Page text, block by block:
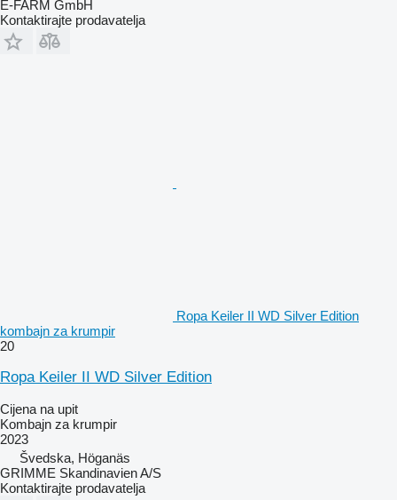
E-FARM GmbH
Kontaktirajte prodavatelja
Ropa Keiler II WD Silver Edition
kombajn za krumpir
20
Ropa Keiler II WD Silver Edition
Cijena na upit
Kombajn za krumpir
2023
Švedska, Höganäs
GRIMME Skandinavien A/S
Kontaktirajte prodavatelja